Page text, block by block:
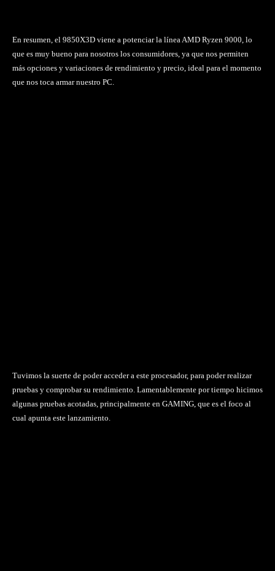
En resumen, el 9850X3D viene a potenciar la línea AMD Ryzen 9000, lo
que es muy bueno para nosotros los consumidores, ya que nos permiten
más opciones y variaciones de rendimiento y precio, ideal para el momento
que nos toca armar nuestro PC.
Tuvimos la suerte de poder acceder a este procesador, para poder realizar
pruebas y comprobar su rendimiento. Lamentablemente por tiempo hicimos
algunas pruebas acotadas, principalmente en GAMING, que es el foco al
cual apunta este lanzamiento.